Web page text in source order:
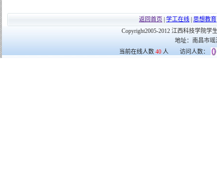
返回首页 学工在线 思想教育
Copyright2005-2012 江西科技学院学
地址：南昌市瑶
当前在线人数 40 人 访问人数：